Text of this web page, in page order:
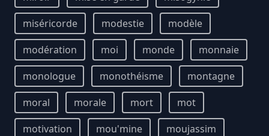
miséricorde
modestie
modèle
modération
moi monde
monnaie
monologue
monothéisme
montagne
moral
morale mort
mot
motivation
mou'mine
moujassim